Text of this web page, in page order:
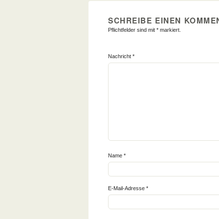
SCHREIBE EINEN
Pflichtfelder sind mit * markiert.
Nachricht *
Name *
E-Mail-Adresse *